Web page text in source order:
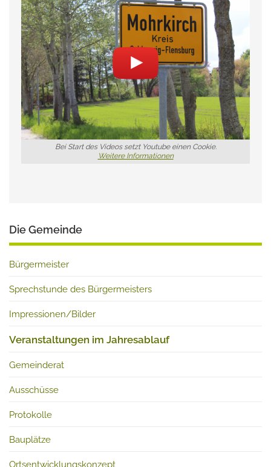
Bei Start des Videos setzt Youtube einen Cookie.
Weitere Informationen
Die Gemeinde
Bürgermeister
Sprechstunde des Bürgermeisters
Impressionen/Bilder
Veranstaltungen im Jahresablauf
Gemeinderat
Ausschüsse
Protokolle
Bauplätze
Ortsentwicklungskonzept